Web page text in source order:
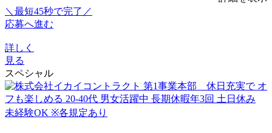
＼最短45秒で完了／
応募へ進む
詳しく
見る
スペシャル